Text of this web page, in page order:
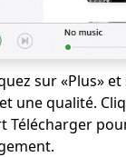
sur «Plus»
une qualité.
Télécharger